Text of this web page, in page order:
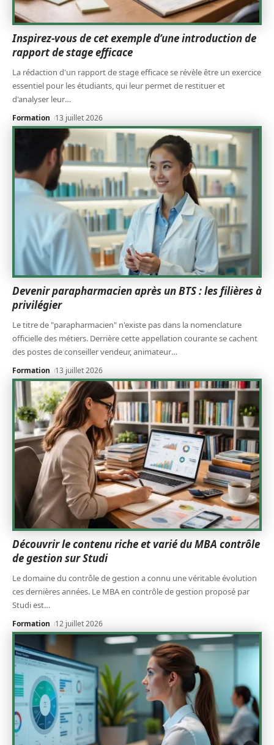
Inspirez-vous de cet exemple d’une introduction de
rapport de stage efficace
La rédaction d'un rapport de stage efficace se révèle être un exercice
essentiel pour les étudiants, qui leur permet de restituer et
d'analyser leur…
Formation 13 juillet 2026
Devenir parapharmacien après un BTS : les filières à
privilégier
Le titre de "parapharmacien" n'existe pas dans la nomenclature
officielle des métiers. Derrière cette appellation courante se cachent
des postes de conseiller vendeur, animateur…
Formation 13 juillet 2026
Découvrir le contenu riche et varié du MBA contrôle
de gestion sur Studi
Le domaine du contrôle de gestion a connu une véritable évolution
ces dernières années. Le MBA en contrôle de gestion proposé par
Studi est…
Formation 12 juillet 2026